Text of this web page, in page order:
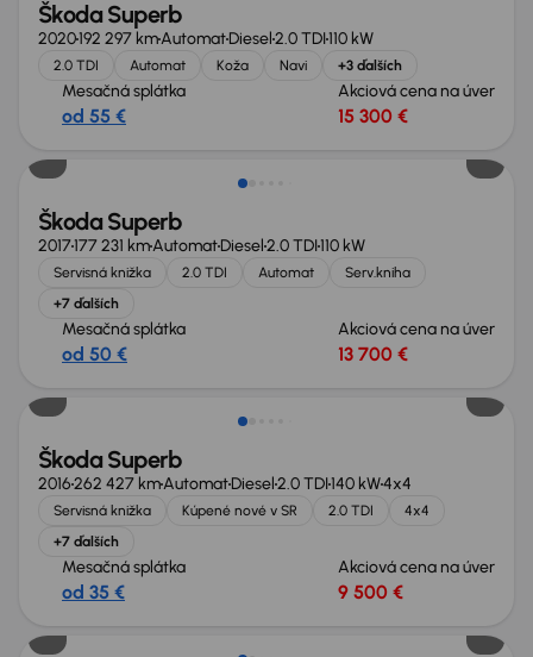
Škoda Superb
2020192 297 kmAutomatDiesel2.0 TDI110 kW
2.0 TDI Automat Koža Navi +3 ďalších
Mesačná splátka
od 55 €
Akciová cena na úver
15 300 €
Extra zľava 850 €
Škoda Superb
2017177 231 kmAutomatDiesel2.0 TDI110 kW
Servisná knižka 2.0 TDI Automat
Serv.kniha
+7 ďalších
Mesačná splátka
od 50 €
Akciová cena na úver
13 700 €
Škoda Superb
2016262 427 kmAutomatDiesel2.0 TDI140 kW4x4
Servisná knižka Kúpené nové v SR 2.0 TDI
4x4
+7 ďalších
Mesačná splátka
od 35 €
Akciová cena na úver
9 500 €
Nové v ponuke